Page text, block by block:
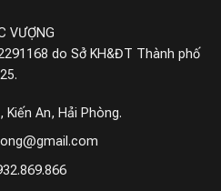
VƯỢNG
do Sở KH&ĐT Thành phố
An, Hải Phòng.